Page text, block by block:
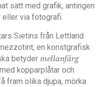
sätt med grafik, antingen
via fotografi.
Sietins från Lettland
en konstgrafisk
betyder mellanfärg
kopparplåtar och
fram olika djupa, mörka